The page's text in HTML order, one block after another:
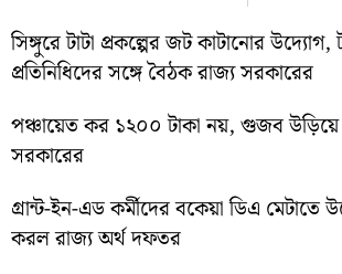
সিঙ্গুরে টাটা প্রকল্পের জট কাটানোর উদ্যোগ,
প্রতিনিধিদের সঙ্গে বৈঠক রাজ্য সরকারের
পঞ্চায়েত কর ১২০০ টাকা নয়, গুজব উড়িয়ে
সরকারের
গ্রান্ট-ইন-এড কর্মীদের বকেয়া ডিএ মেটাতে
করল রাজ্য অর্থ দফতর